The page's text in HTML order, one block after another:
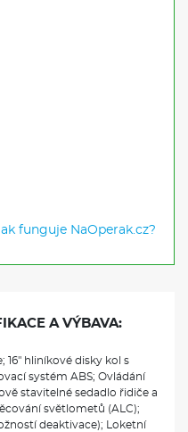
funguje NaOperak.cz?
A VÝBAVA:
16" hliníkové disky kol s
systém ABS; Ovládání
stavitelné sedadlo řidiče a
světlometů (ALC);
deaktivace); Loketní